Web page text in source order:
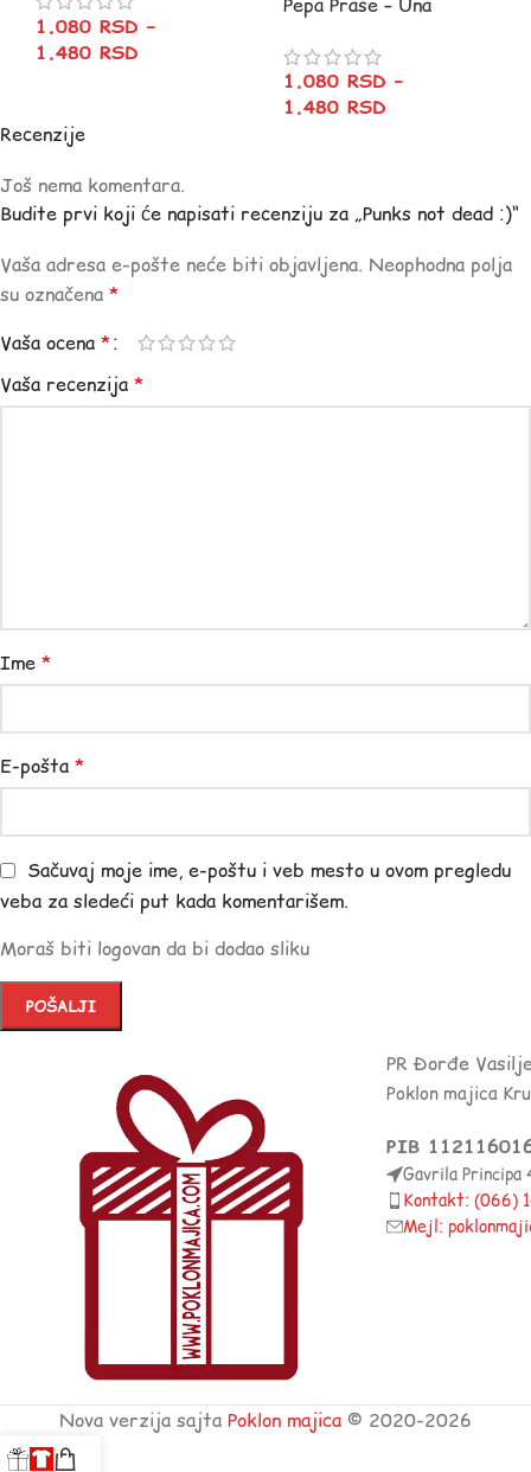
1.080 RSD –
1.480 RSD
1.080 RSD –
1.480 RSD
Recenzije
Još nema komentara.
Budite prvi koji će napisati recenziju za „Punks not dead :)“
Vaša adresa e-pošte neće biti objavljena. Neophodna polja
su označena *
Vaša ocena *
Vaša recenzija *
Ime *
E-pošta *
Sačuvaj moje ime, e-poštu i veb mesto u ovom pregledu
veba za sledeći put kada komentarišem.
Moraš biti logovan da bi dodao sliku
PR Đorđe
Poklon majica
PIB
Gavrila Principa
Kontakt: (066)
Mejl:
Nova verzija sajta Poklon majica © 2020-2026